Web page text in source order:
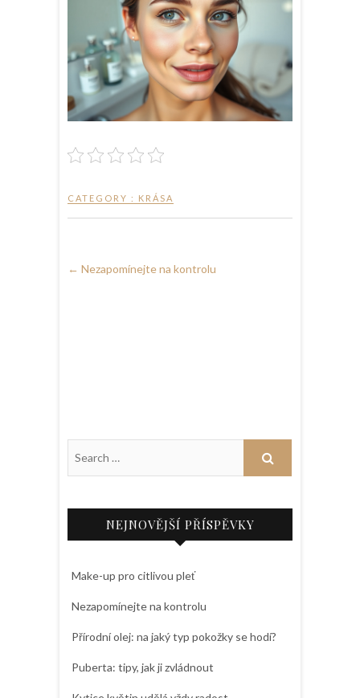
CATEGORY : KRÁSA
← Nezapomínejte na kontrolu
NEJNOVĚJŠÍ PŘÍSPĚVKY
Make-up pro citlivou pleť
Nezapomínejte na kontrolu
Přírodní olej: na jaký typ pokožky se hodí?
Puberta: tipy, jak ji zvládnout